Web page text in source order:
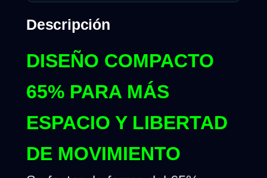
Descripción
DISEÑO COMPACTO
65% PARA MÁS
ESPACIO Y LIBERTAD
DE MOVIMIENTO